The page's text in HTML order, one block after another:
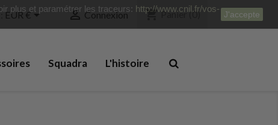
EUR €  Connexion shopping_cartPanier (0)
Squadra L'histoire
plus et paramétrer les traceurs: http://www.cnil.fr/vos-
J'accepte